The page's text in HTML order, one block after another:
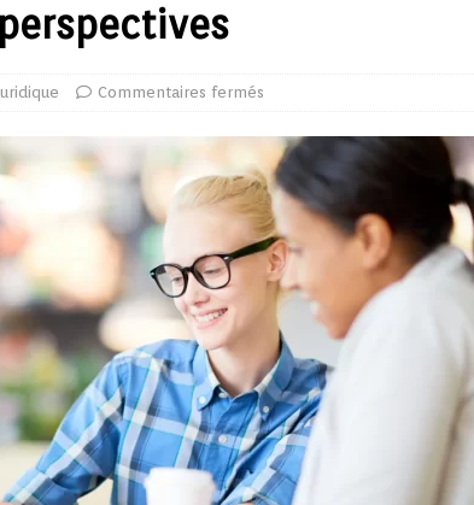
Commentaires fermés